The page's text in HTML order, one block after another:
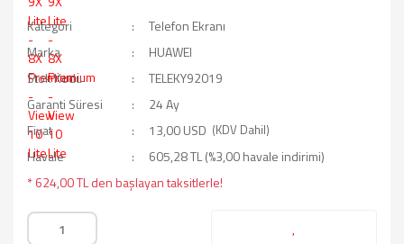
Kategori
Telefon Ekranı
Marka
HUAWEI
Stok Kodu
TELEKY92019
Garanti Süresi
24 Ay
Fiyat
13,00 USD (KDV Dahil)
Havale
605,28 TL (%3,00 havale indirimi)
* 624,00 TL den başlayan taksitlerle!